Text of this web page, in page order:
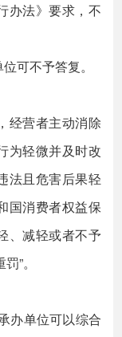
办法》要求，不
可不予答复。
营者主动消除
为轻微并及时改
法且危害后果轻
国消费者权益保
、减轻或者不予
”。
单位可以综合